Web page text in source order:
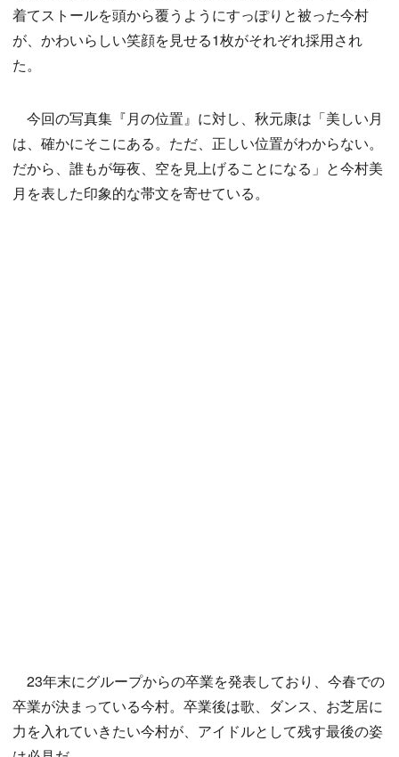
着てストールを頭から覆うようにすっぽりと被った今村
が、かわいらしい笑顔を見せる1枚がそれぞれ採用され
た。
今回の写真集『月の位置』に対し、秋元康は「美しい月
は、確かにそこにある。ただ、正しい位置がわからない。
だから、誰もが毎夜、空を見上げることになる」と今村美
月を表した印象的な帯文を寄せている。
23年末にグループからの卒業を発表しており、今春での
卒業が決まっている今村。卒業後は歌、ダンス、お芝居に
力を入れていきたい今村が、アイドルとして残す最後の姿